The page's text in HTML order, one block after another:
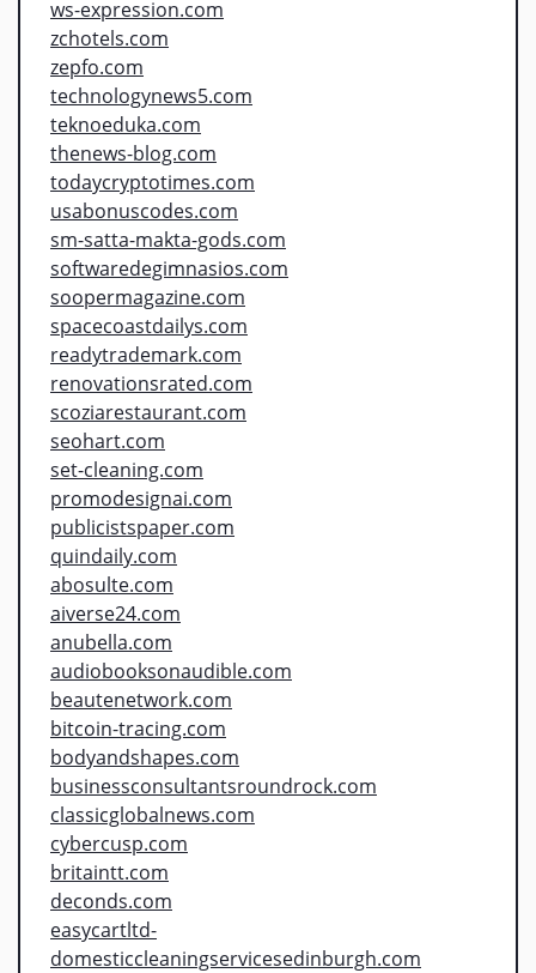
ws-expression.com
zchotels.com
zepfo.com
technologynews5.com
teknoeduka.com
thenews-blog.com
todaycryptotimes.com
usabonuscodes.com
sm-satta-makta-gods.com
softwaredegimnasios.com
soopermagazine.com
spacecoastdailys.com
readytrademark.com
renovationsrated.com
scoziarestaurant.com
seohart.com
set-cleaning.com
promodesignai.com
publicistspaper.com
quindaily.com
abosulte.com
aiverse24.com
anubella.com
audiobooksonaudible.com
beautenetwork.com
bitcoin-tracing.com
bodyandshapes.com
businessconsultantsroundrock.com
classicglobalnews.com
cybercusp.com
britaintt.com
deconds.com
easycartltd-
domesticcleaningservicesedinburgh.com